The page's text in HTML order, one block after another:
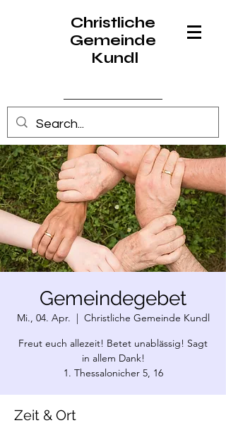
Christliche
Gemeinde
Kundl
Anmelden
Gemeindegebet
Mi., 04. Apr.
  |
Christliche Gemeinde Kundl
Freut euch allezeit! Betet unablässig! Sagt
in allem Dank!
1. Thessalonicher 5, 16
Zeit & Ort